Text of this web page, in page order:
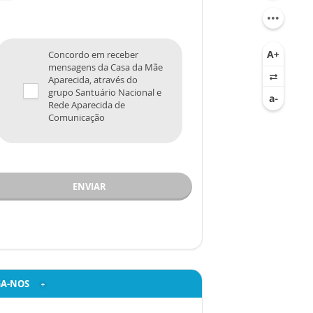
Concordo em receber
mensagens da Casa da Mãe
Aparecida, através do
grupo Santuário Nacional e
Rede Aparecida de
Comunicação
ENVIAR
NOS